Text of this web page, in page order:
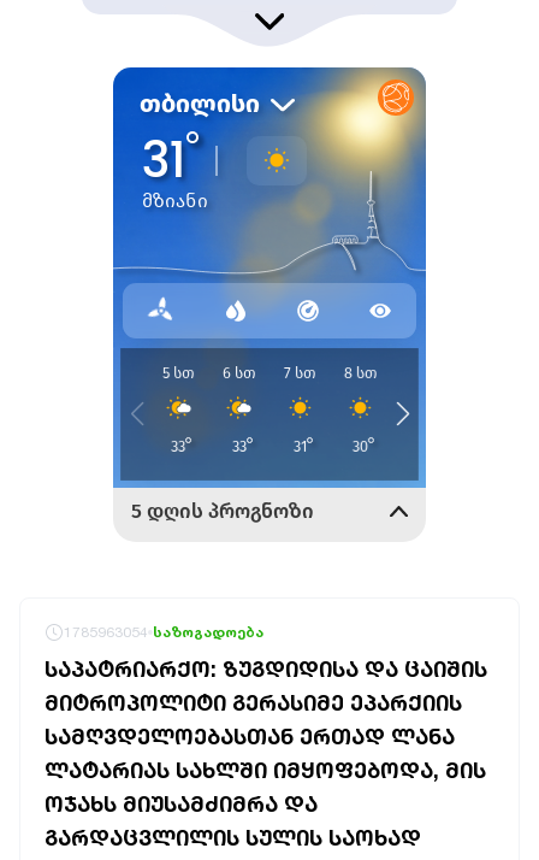
1785963054 საზოგადოება
ᲡᲐᲞᲐᲢᲠᲘᲐᲠᲥᲝ: ᲖᲣᲒᲓᲘᲓᲘᲡᲐ ᲓᲐ ᲪᲐᲘᲨᲘᲡ
ᲛᲘᲢᲠᲝᲞᲝᲚᲘᲢᲘ ᲒᲔᲠᲐᲡᲘᲛᲔ ᲔᲞᲐᲠᲥᲘᲘᲡ
ᲡᲐᲛᲦᲕᲓᲔᲚᲝᲔᲑᲐᲡᲗᲐᲜ ᲔᲠᲗᲐᲓ ᲚᲐᲜᲐ
ᲚᲐᲢᲐᲠᲘᲐᲡ ᲡᲐᲮᲚᲨᲘ ᲘᲛᲧᲝᲤᲔᲑᲝᲓᲐ, ᲛᲘᲡ
ᲝᲯᲐᲮᲡ ᲛᲘᲣᲡᲐᲛᲫᲘᲛᲠᲐ ᲓᲐ
ᲒᲐᲠᲓᲐᲪᲕᲚᲘᲚᲘᲡ ᲡᲣᲚᲘᲡ ᲡᲐᲝᲮᲐᲓ